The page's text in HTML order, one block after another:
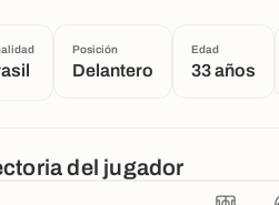
Posición
Delantero
Edad
33 años
del jugador